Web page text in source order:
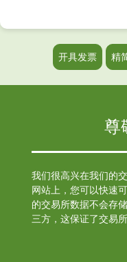
开具发票 精
尊
我们很高兴在我们的
网站上，您可以快速
的交易所数据不会存
三方，这保证了交易